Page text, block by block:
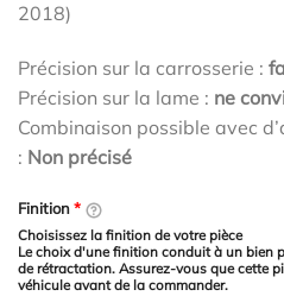
2018)
Précision sur la carrosserie :
Précision sur la lame : ne
Combinaison possible avec
: Non précisé
Finition*
Choisissez la finition de votre pièce
Le choix d'une finition conduit à un bien
de rétractation. Assurez-vous que cette
véhicule avant de la commander.